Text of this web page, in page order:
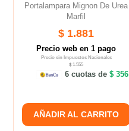
Portalampara Mignon De Urea
Marfil
$ 1.881
Precio web en 1 pago
Precio sin Impuestos Nacionales
$ 1.555
6 cuotas de $ 356
AÑADIR AL CARRITO